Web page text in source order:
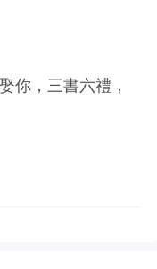
你，三書六禮，